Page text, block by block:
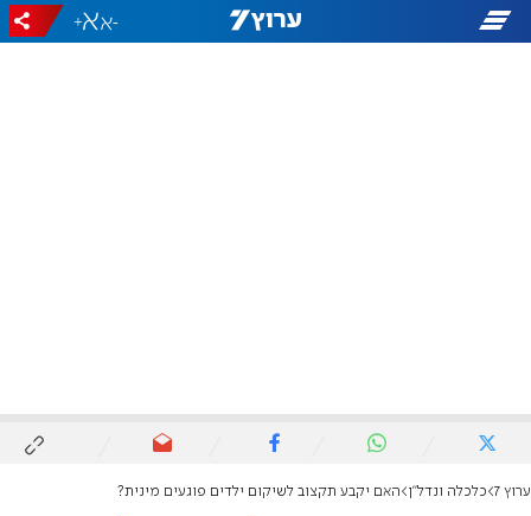
-
+
ערוץ 7 כלכלה ונדל"ן האם יקבע תקצוב לשיקום ילדים פוגעים מינית?